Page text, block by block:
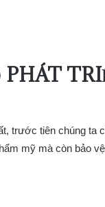
PHÁT
trước tiên chúng ta
mỹ mà còn bảo